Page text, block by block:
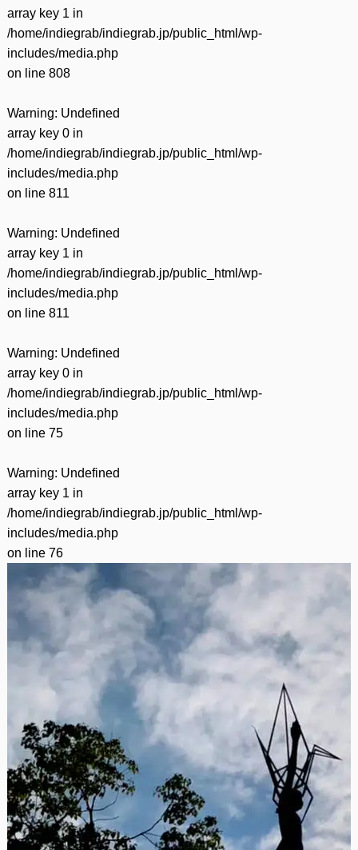
array key 1 in
/home/indiegrab/indiegrab.jp/public_html/wp-
includes/media.php
on line 808
Warning: Undefined
array key 0 in
/home/indiegrab/indiegrab.jp/public_html/wp-
includes/media.php
on line 811
Warning: Undefined
array key 1 in
/home/indiegrab/indiegrab.jp/public_html/wp-
includes/media.php
on line 811
Warning: Undefined
array key 0 in
/home/indiegrab/indiegrab.jp/public_html/wp-
includes/media.php
on line 75
Warning: Undefined
array key 1 in
/home/indiegrab/indiegrab.jp/public_html/wp-
includes/media.php
on line 76